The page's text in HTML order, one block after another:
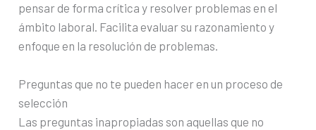
pensar de forma crítica y resolver problemas en el
ámbito laboral. Facilita evaluar su razonamiento y
enfoque en la resolución de problemas.
Preguntas que no te pueden hacer en un proceso de
selección
Las preguntas inapropiadas son aquellas que no